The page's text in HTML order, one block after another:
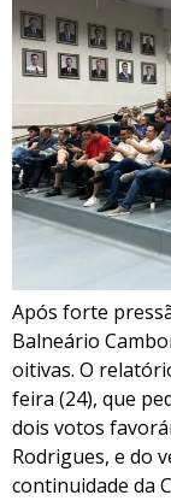
Após forte
Balneário
oitivas. O
feira (24), que
dois votos
Rodrigues, e do
continuidade da